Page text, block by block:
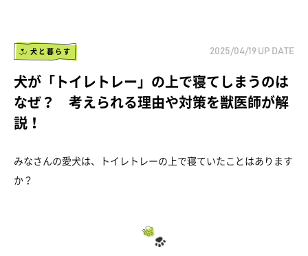
犬と暮らす 2025/04/19 UP DATE
犬が「トイレトレー」の上で寝てしまうのは
なぜ？ 考えられる理由や対策を獣医師が解
説！
みなさんの愛犬は、トイレトレーの上で寝ていたことはあります
か？